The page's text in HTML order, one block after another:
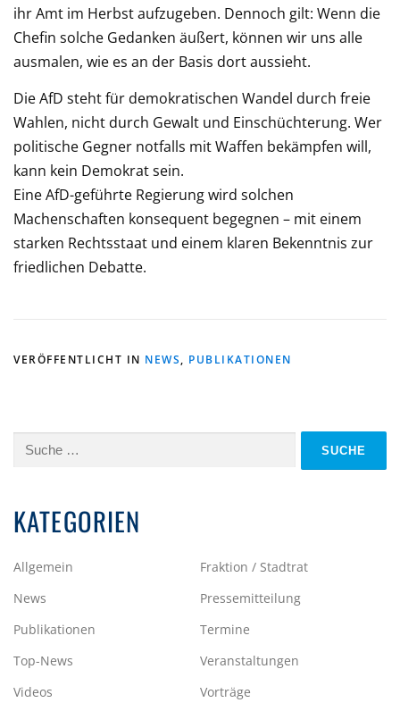
ihr Amt im Herbst aufzugeben. Dennoch gilt: Wenn die
Chefin solche Gedanken äußert, können wir uns alle
ausmalen, wie es an der Basis dort aussieht.
Die AfD steht für demokratischen Wandel durch freie
Wahlen, nicht durch Gewalt und Einschüchterung. Wer
politische Gegner notfalls mit Waffen bekämpfen will,
kann kein Demokrat sein.
Eine AfD-geführte Regierung wird solchen
Machenschaften konsequent begegnen – mit einem
starken Rechtsstaat und einem klaren Bekenntnis zur
friedlichen Debatte.
VERÖFFENTLICHT IN NEWS, PUBLIKATIONEN
Suche
KATEGORIEN
Allgemein
Fraktion / Stadtrat
News
Pressemitteilung
Publikationen
Termine
Top-News
Veranstaltungen
Videos
Vorträge